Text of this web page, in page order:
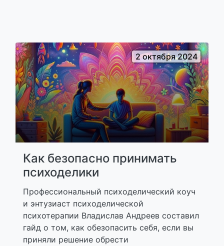
2 октября 2024
Как безопасно принимать
психоделики
Профессиональный психоделический коуч
и энтузиаст психоделической
психотерапии Владислав Андреев составил
гайд о том, как обезопасить себя, если вы
приняли решение обрести